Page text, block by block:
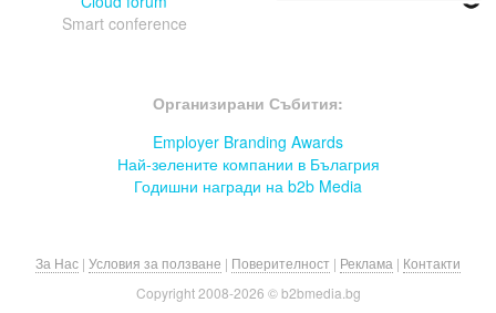
Smart conference
Организирани Събития:
Employer Branding Awards
Най-зелените компании в Бълагрия
Годишни награди на b2b Media
За Нас | Условия за ползване | Поверителност | Реклама | Контакти
Copyright 2008-2026 © b2bmedia.bg